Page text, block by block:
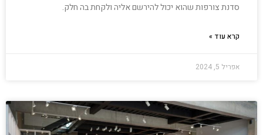
סדנת צורפות שהוא יכול להירשם אליה ולקחת בה חלק.
קרא עוד »
אפריל 5, 2024